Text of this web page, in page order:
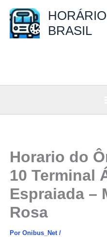
para
BRASIL
Horario do
10 Terminal
Espraiada –
Rosa
Por Onibus_Net /